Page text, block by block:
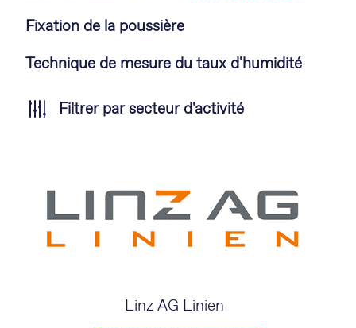
contenu
Fixation de la poussière
Technique de mesure du taux d'humidité
Filtrer par secteur d'activité
Linz AG Linien